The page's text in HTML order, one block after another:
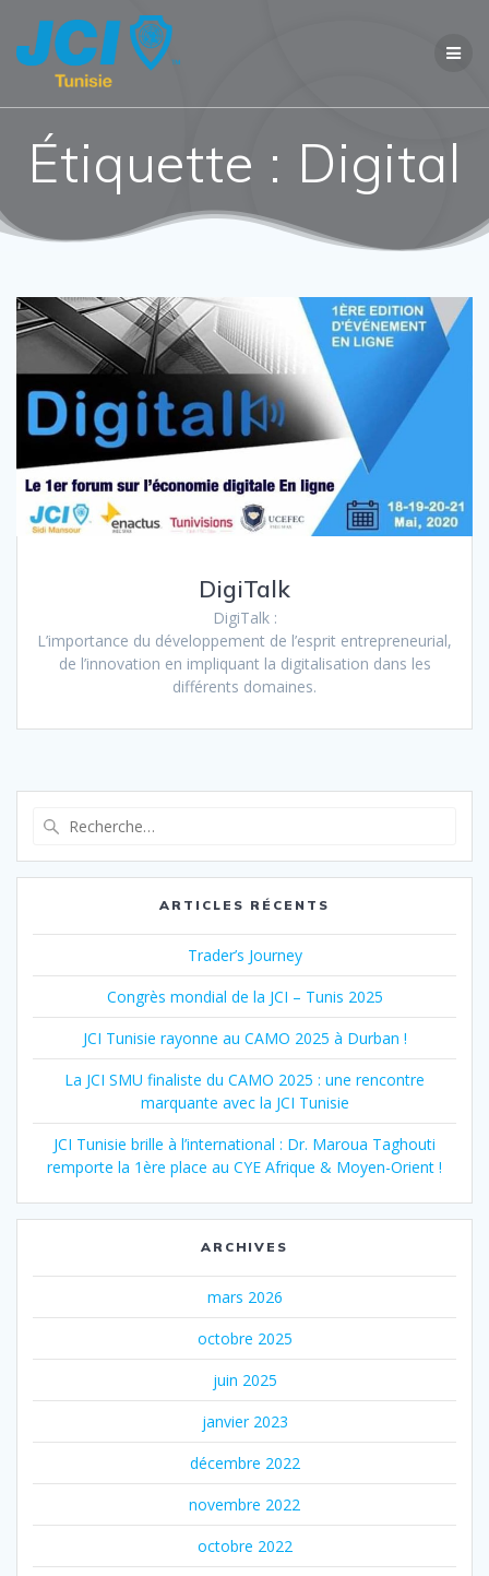
Étiquette : Digital
DigiTalk
DigiTalk :
L’importance du développement de l’esprit entrepreneurial,
de l’innovation en impliquant la digitalisation dans les
différents domaines.
ARTICLES RÉCENTS
Trader’s Journey
Congrès mondial de la JCI – Tunis 2025
JCI Tunisie rayonne au CAMO 2025 à Durban !
La JCI SMU finaliste du CAMO 2025 : une rencontre
marquante avec la JCI Tunisie
JCI Tunisie brille à l’international : Dr. Maroua Taghouti
remporte la 1ère place au CYE Afrique & Moyen-Orient !
ARCHIVES
mars 2026
octobre 2025
juin 2025
janvier 2023
décembre 2022
novembre 2022
octobre 2022